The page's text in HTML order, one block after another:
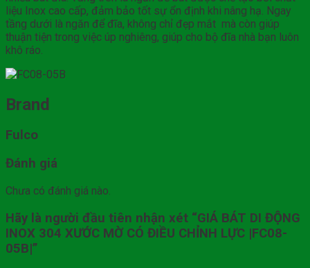
liệu Inox cao cấp, đảm bảo tốt sự ổn định khi nâng hạ. Ngay
tầng dưới là ngăn để đĩa, không chỉ đẹp mắt mà còn giúp
thuận tiện trong việc úp nghiêng, giúp cho bộ đĩa nhà bạn luôn
khô ráo.
Brand
Fulco
Đánh giá
Chưa có đánh giá nào.
Hãy là người đầu tiên nhận xét “GIÁ BÁT DI ĐỘNG
INOX 304 XƯỚC MỜ CÓ ĐIỀU CHỈNH LỰC |FC08-
05B|”